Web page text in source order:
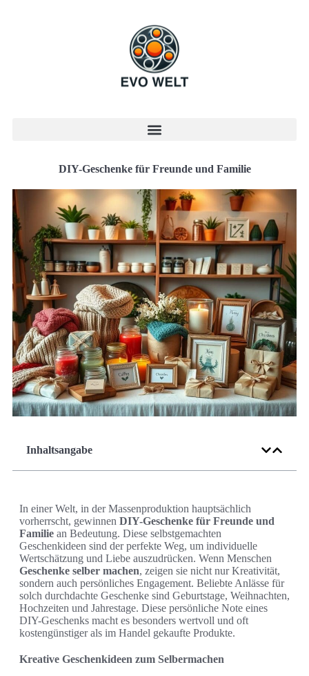
DIY-Geschenke für Freunde und Familie
Inhaltsangabe
In einer Welt, in der Massenproduktion hauptsächlich
vorherrscht, gewinnen DIY-Geschenke für Freunde und
Familie an Bedeutung. Diese selbstgemachten
Geschenkideen sind der perfekte Weg, um individuelle
Wertschätzung und Liebe auszudrücken. Wenn Menschen
Geschenke selber machen, zeigen sie nicht nur Kreativität,
sondern auch persönliches Engagement. Beliebte Anlässe für
solch durchdachte Geschenke sind Geburtstage, Weihnachten,
Hochzeiten und Jahrestage. Diese persönliche Note eines
DIY-Geschenks macht es besonders wertvoll und oft
kostengünstiger als im Handel gekaufte Produkte.
Kreative Geschenkideen zum Selbermachen